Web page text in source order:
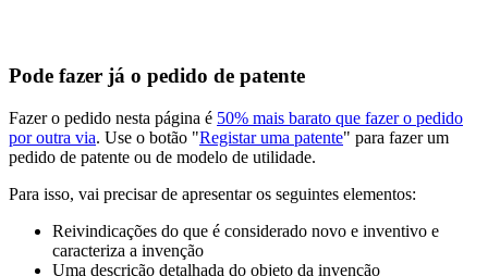
Pode fazer já o pedido de patente
Fazer o pedido nesta página é 50% mais barato que fazer o pedido
por outra via. Use o botão "Registar uma patente" para fazer um
pedido de patente ou de modelo de utilidade.
Para isso, vai precisar de apresentar os seguintes elementos:
Reivindicações do que é considerado novo e inventivo e
caracteriza a invenção
Uma descrição detalhada do objeto da invenção